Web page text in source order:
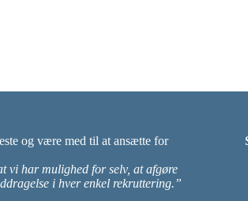
og være med til at ansætte for
vi har mulighed for selv, at afgøre
i hver enkel rekruttering.”